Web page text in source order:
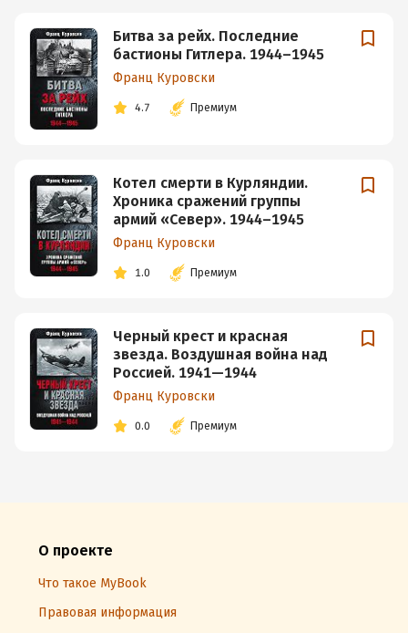
Битва за рейх. Последние
бастионы Гитлера. 1944–1945
Франц Куровски
4.7 Премиум
Котел смерти в Курляндии.
Хроника сражений группы
армий «Север». 1944–1945
Франц Куровски
1.0 Премиум
Черный крест и красная
звезда. Воздушная война над
Россией. 1941—1944
Франц Куровски
0.0 Премиум
О проекте
Что такое MyBook
Правовая информация